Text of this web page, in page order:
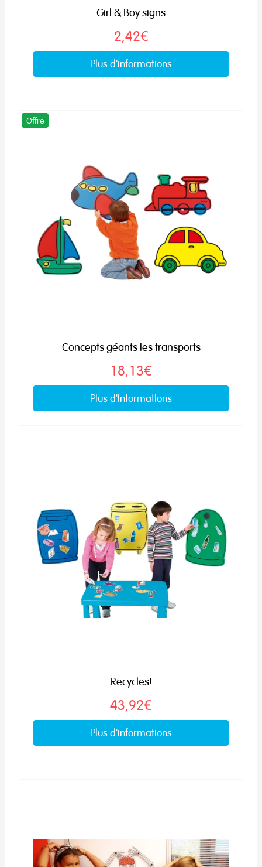
Girl & Boy signs
2,42€
Plus d'informations
Offre
Concepts géants les transports
18,13€
Plus d'informations
Recycles!
43,92€
Plus d'informations